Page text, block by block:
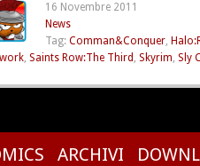
16 Novembre 2011
News
Tag: Comman&Conquer,
, Saints Row:The Third , Skyrim, Sly
ARCHIVI